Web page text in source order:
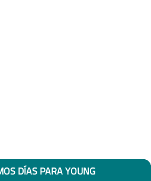
DÍAS PARA YOUNG